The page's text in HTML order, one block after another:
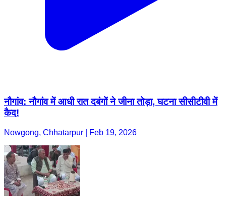
नौगांव: नौगांव में आधी रात दबंगों ने जीना तोड़ा, घटना सीसीटीवी में
कैद!
Nowgong, Chhatarpur | Feb 19, 2026